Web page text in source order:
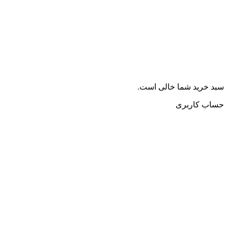
سبد خرید شما خالی است.
حساب کاربری